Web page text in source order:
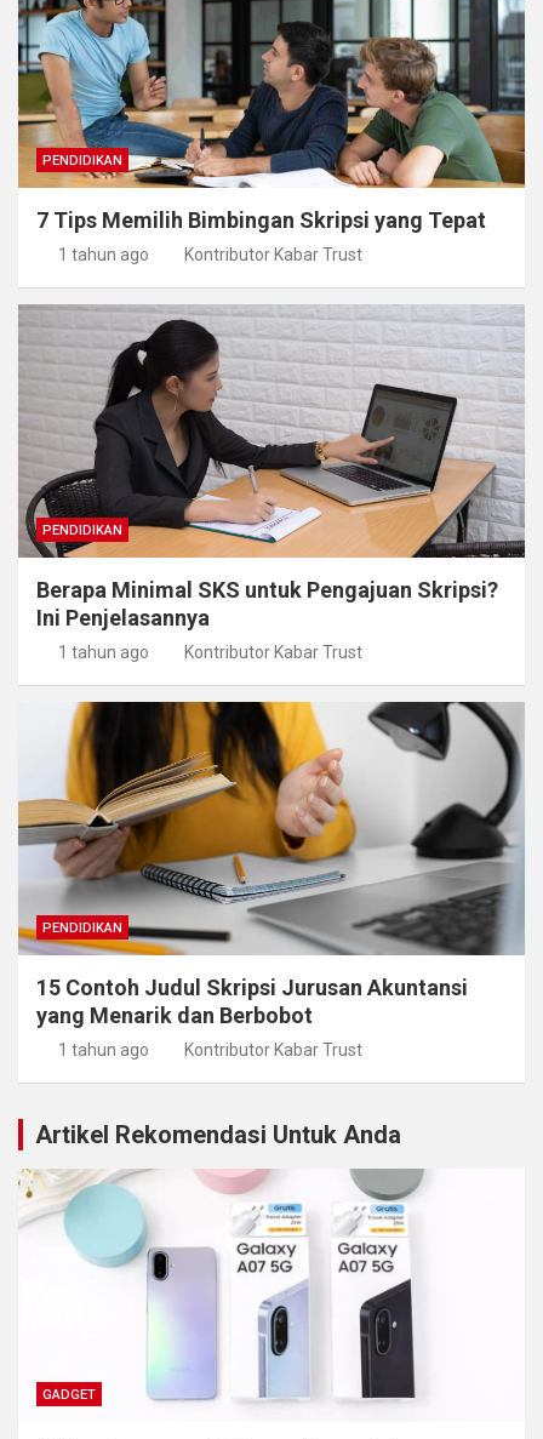
PENDIDIKAN
7 Tips Memilih Bimbingan Skripsi yang Tepat
1 tahun ago Kontributor Kabar Trust
PENDIDIKAN
Berapa Minimal SKS untuk Pengajuan Skripsi?
Ini Penjelasannya
1 tahun ago Kontributor Kabar Trust
PENDIDIKAN
15 Contoh Judul Skripsi Jurusan Akuntansi
yang Menarik dan Berbobot
1 tahun ago Kontributor Kabar Trust
Artikel Rekomendasi Untuk Anda
GADGET